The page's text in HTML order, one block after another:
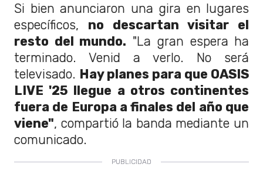
Si bien anunciaron una gira en lugares
específicos, no descartan visitar el
resto del mundo. "La gran espera ha
terminado. Venid a verlo. No será
televisado. Hay planes para que OASIS
LIVE '25 llegue a otros continentes
fuera de Europa a finales del año que
viene", compartió la banda mediante un
comunicado.